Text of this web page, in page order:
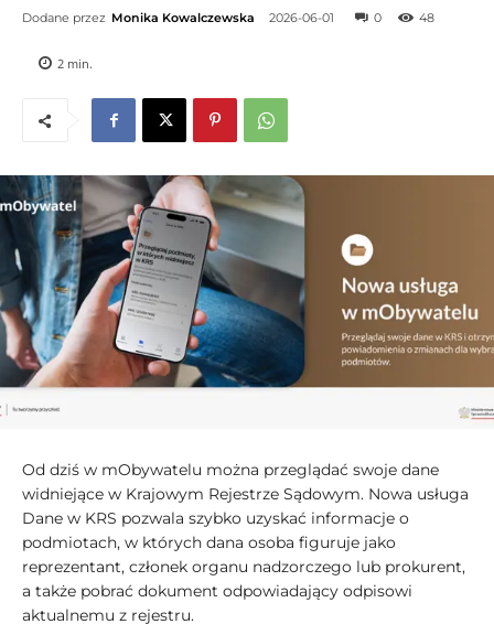
Dodane przez Monika Kowalczewska 2026-06-01 0 48
2 min.
Od dziś w mObywatelu można przeglądać swoje dane
widniejące w Krajowym Rejestrze Sądowym. Nowa usługa
Dane w KRS pozwala szybko uzyskać informacje o
podmiotach, w których dana osoba figuruje jako
reprezentant, członek organu nadzorczego lub prokurent,
a także pobrać dokument odpowiadający odpisowi
aktualnemu z rejestru.